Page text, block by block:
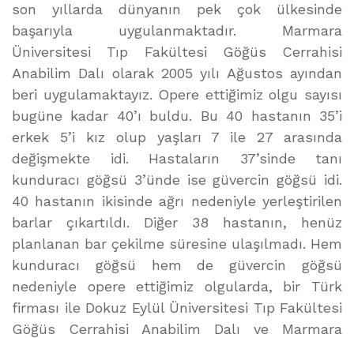
son yıllarda dünyanın pek çok ülkesinde
başarıyla uygulanmaktadır. Marmara
Üniversitesi Tıp Fakültesi Göğüs Cerrahisi
Anabilim Dalı olarak 2005 yılı Ağustos ayından
beri uygulamaktayız. Opere ettiğimiz olgu sayısı
bugüne kadar 40’ı buldu. Bu 40 hastanın 35’i
erkek 5’i kız olup yaşları 7 ile 27 arasında
değişmekte idi. Hastaların 37’sinde tanı
kunduracı göğsü 3’ünde ise güvercin göğsü idi.
40 hastanın ikisinde ağrı nedeniyle yerleştirilen
barlar çıkartıldı. Diğer 38 hastanın, henüz
planlanan bar çekilme süresine ulaşılmadı. Hem
kunduracı göğsü hem de güvercin göğsü
nedeniyle opere ettiğimiz olgularda, bir Türk
firması ile Dokuz Eylül Üniversitesi Tıp Fakültesi
Göğüs Cerrahisi Anabilim Dalı ve Marmara